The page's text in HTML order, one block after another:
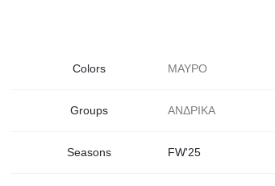
Colors ΜΑΥΡΟ
Groups ΑΝΔΡΙΚΑ
Seasons FW'25